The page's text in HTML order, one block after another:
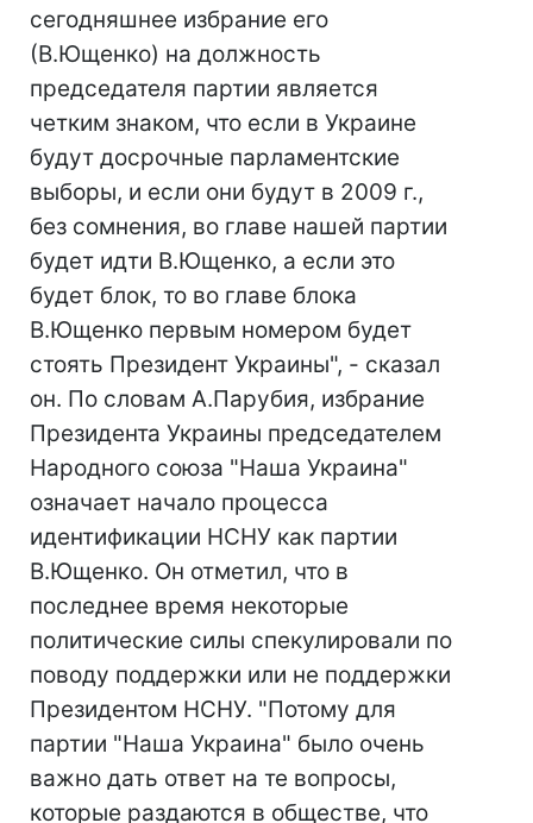
сегодняшнее избрание его
(В.Ющенко) на должность
председателя партии является
четким знаком, что если в Украине
будут досрочные парламентские
выборы, и если они будут в 2009 г.,
без сомнения, во главе нашей партии
будет идти В.Ющенко, а если это
будет блок, то во главе блока
В.Ющенко первым номером будет
стоять Президент Украины", - сказал
он. По словам А.Парубия, избрание
Президента Украины председателем
Народного союза "Наша Украина"
означает начало процесса
идентификации НСНУ как партии
В.Ющенко. Он отметил, что в
последнее время некоторые
политические силы спекулировали по
поводу поддержки или не поддержки
Президентом НСНУ. "Потому для
партии "Наша Украина" было очень
важно дать ответ на те вопросы,
которые раздаются в обществе, что